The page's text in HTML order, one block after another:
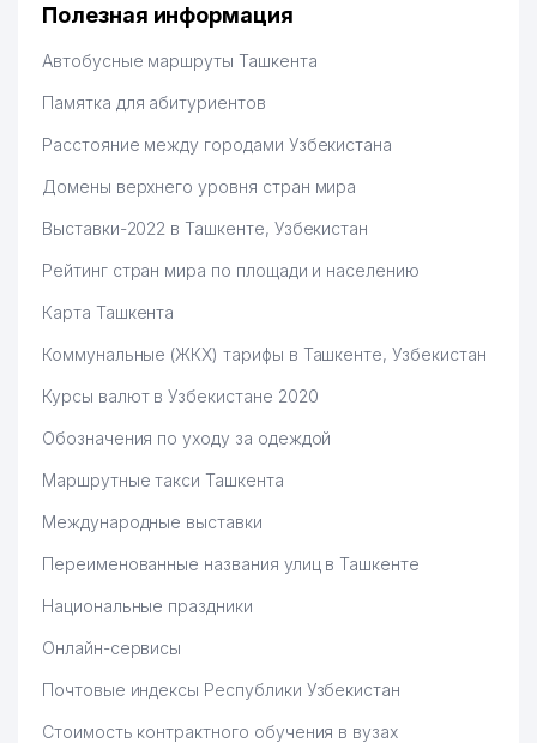
Hamida 03.08.2026 12:45:39
Полезная информация
Автобусные маршруты Ташкента
Памятка для абитуриентов
Расстояние между городами Узбекистана
Домены верхнего уровня стран мира
Выставки-2022 в Ташкенте, Узбекистан
Рейтинг стран мира по площади и населению
Карта Ташкента
Коммунальные (ЖКХ) тарифы в Ташкенте, Узбекистан
Курсы валют в Узбекистане 2020
Обозначения по уходу за одеждой
Маршрутные такси Ташкента
Международные выставки
Переименованные названия улиц в Ташкенте
Национальные праздники
Онлайн-сервисы
Почтовые индексы Республики Узбекистан
Стоимость контрактного обучения в вузах